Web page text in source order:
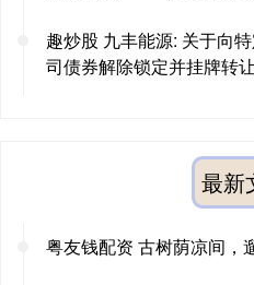
趣炒股 九丰能源: 关于向
司债券解除锁定并挂牌转
最新
粤友钱配资 古树荫凉间